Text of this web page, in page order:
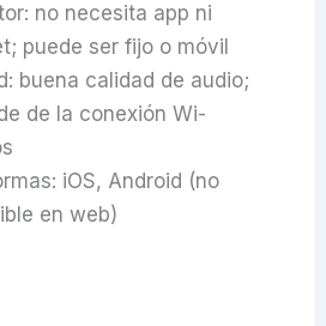
no necesita app ni
puede ser fijo o móvil
buena calidad de audio;
de la conexión Wi-
iOS, Android (no
en web)